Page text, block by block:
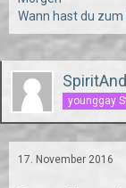
Wann hast du
younggay
17. November 2016